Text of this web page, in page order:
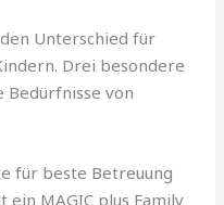
Unterschied für
Drei besondere
Bedürfnisse von
für beste Betreuung
ein MAGIC plus Family